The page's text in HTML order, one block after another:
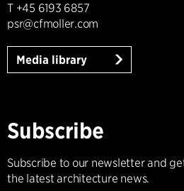
T +45 6193 6857
psr@cfmoller.com
Media library
Subscribe
Subscribe to our newsletter and
the latest architecture news.